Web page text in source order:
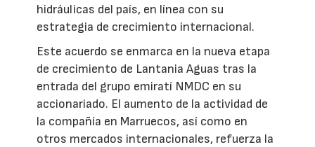
hidráulicas del país, en línea con su
estrategia de crecimiento internacional.
Este acuerdo se enmarca en la nueva etapa
de crecimiento de Lantania Aguas tras la
entrada del grupo emiratí NMDC en su
accionariado. El aumento de la actividad de
la compañía en Marruecos, así como en
otros mercados internacionales, refuerza la